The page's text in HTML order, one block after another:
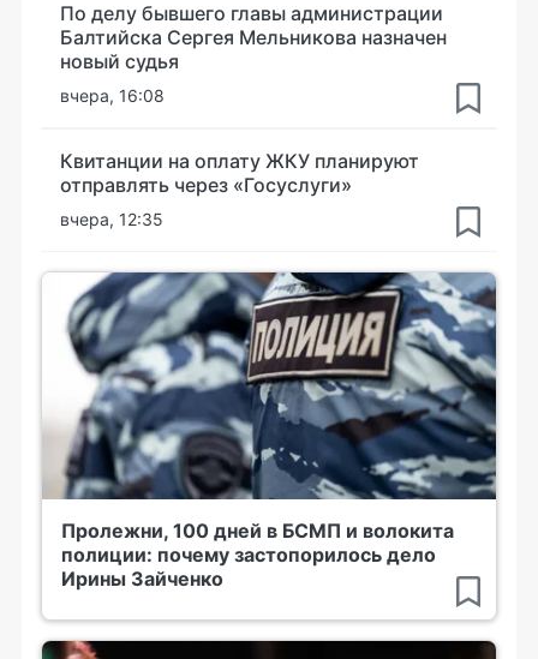
По делу бывшего главы администрации
Балтийска Сергея Мельникова назначен
новый судья
вчера, 16:08
Квитанции на оплату ЖКУ планируют
отправлять через «Госуслуги»
вчера, 12:35
Пролежни, 100 дней в БСМП и волокита
полиции: почему застопорилось дело
Ирины Зайченко